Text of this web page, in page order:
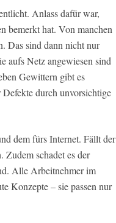
Anlass dafür war,
bemerkt hat. Von manchen
Das sind dann nicht nur
aufs Netz angewiesen sind
Gewittern gibt es
durch unvorsichtige
dem fürs Internet. Fällt der
Zudem schadet es der
Alle Arbeitnehmer im
Konzepte – sie passen nur